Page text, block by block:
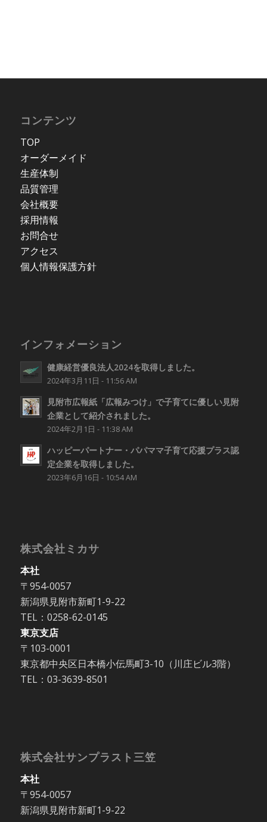
コンテンツ
TOP
オーダーメイド
生産体制
品質管理
会社概要
採用情報
お問合せ
アクセス
個人情報保護方針
インフォメーション
健康経営優良法人2024を取得しました。
2024年3月11日 - 11:56 AM
見附市広報紙「広報みつけ」で子育てに優しい見附
企業として紹介されました。
2024年2月1日 - 11:38 AM
ハッピーパートナー・パパママ子育て応援プラス認
定企業を取得しました。
2023年6月16日 - 10:54 AM
株式会社ミカサ
本社
〒954-0057
新潟県見附市新町1-9-22
TEL：0258-62-0145
東京支店
〒103-0001
東京都中央区日本橋小伝馬町3-10（川庄ビル3階）
TEL：03-3639-8501
株式会社サンプラスト三笠
本社
〒954-0057
新潟県見附市新町1-9-22